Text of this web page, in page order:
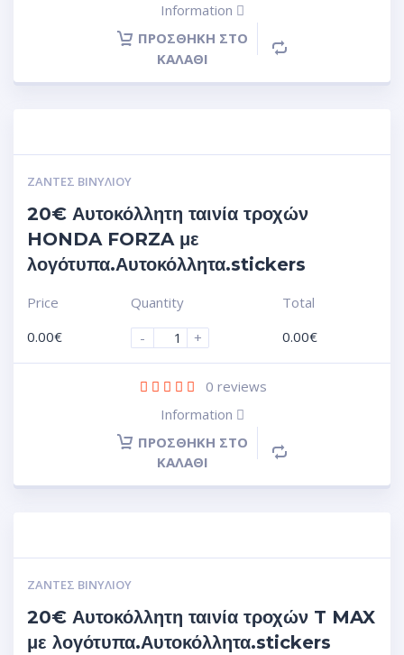
Information
ΠΡΟΣΘΉΚΗ ΣΤΟ
ΚΑΛΆΘΙ
ΖΆΝΤΕΣ ΒΙΝΥΛΊΟΥ
20€ Αυτοκόλλητη ταινία τροχών
HONDA FORZA με
λογότυπα.Αυτοκόλλητα.stickers
Price
0.00€
Quantity
-
+
Total
0.00€
0 reviews
Information
ΠΡΟΣΘΉΚΗ ΣΤΟ
ΚΑΛΆΘΙ
ΖΆΝΤΕΣ ΒΙΝΥΛΊΟΥ
20€ Αυτοκόλλητη ταινία τροχών T MAX
με λογότυπα.Αυτοκόλλητα.stickers